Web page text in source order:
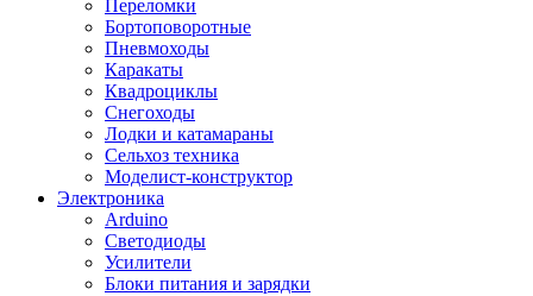
Переломки
Бортоповоротные
Пневмоходы
Каракаты
Квадроциклы
Снегоходы
Лодки и катамараны
Сельхоз техника
Моделист-конструктор
Электроника
Arduino
Светодиоды
Усилители
Блоки питания и зарядки